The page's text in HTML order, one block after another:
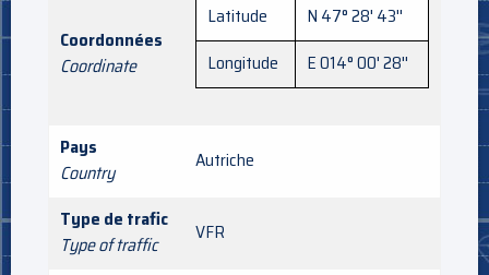
Coordonnées
Coordinate
Latitude
N 47° 28' 43''
Longitude
E 014° 00' 28''
Pays
Country
Autriche
Type de trafic
Type of traffic
VFR